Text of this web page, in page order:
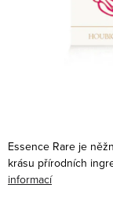
Essence Rare je
krásu přírodních
informací